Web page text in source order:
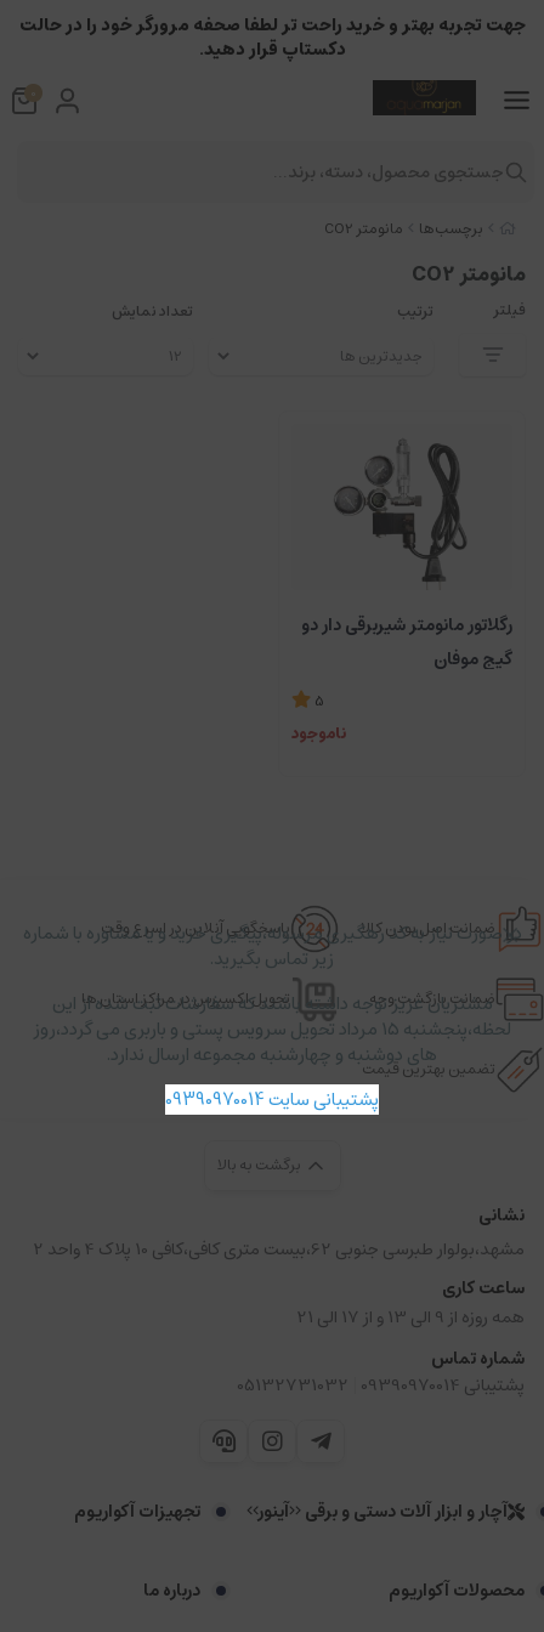
برچسب‌ها مانومتر CO2
مانومتر CO2
فیلتر ترتیب تعداد نمایش
رگلاتور مانومتر شیربرقی دار دو
گیج موفان
5
ناموجود
ضمانت اصل بودن کالا پاسخگویی آنلاین در اسرع وقت
ضمانت بازگشت وجه تحویل اکسپرس در مراکز استان ها
تضمین بهترین قیمت
برگشت به بالا
نشانی
مشهد،بولوار طبرسی جنوبی 62،بیست متری کافی،کافی 10 پلاک 4 واحد 2
ساعت کاری
همه روزه از 9 الی 13 و از 17 الی 21
شماره تماس
پشتیبانی 09390970014
05132731032
آچار و ابزار آلات دستی و برقی <<آینور>> تجهیزات آکواریوم
محصولات آکواریوم درباره ما
جهت تجربه بهتر و خرید راحت تر لطفا صحفه مرورگر خود را در حالت
دکستاپ قرار دهید.
0
جستجوی محصول، دسته، برند...
در صورت نیاز به کد رهگیری مرسوله،پیگیری خرید و یا مشاوره با شماره
زیر تماس بگیرید.
مشتریان عزیز توجه داشته باشند که سفارشات ثبت شده از این
لحظه،پنجشنبه ۱۵ مرداد تحویل سرویس پستی و باربری می گردد،روز
های دوشنبه و چهارشنبه مجموعه ارسال ندارد.
پشتیبانی سایت 09390970014